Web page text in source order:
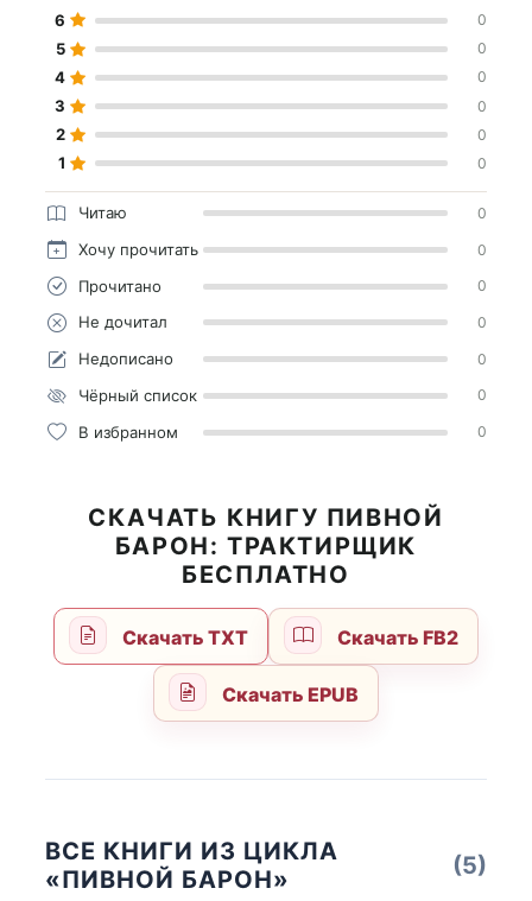
6 0
5 0
4 0
3 0
2 0
1 0
Читаю 0
Хочу прочитать 0
Прочитано 0
Не дочитал 0
Недописано 0
Чёрный список 0
В избранном 0
СКАЧАТЬ КНИГУ ПИВНОЙ
БАРОН: ТРАКТИРЩИК
БЕСПЛАТНО
Скачать TXT Скачать FB2
Скачать EPUB
ВСЕ КНИГИ ИЗ ЦИКЛА
«ПИВНОЙ БАРОН»
(5)